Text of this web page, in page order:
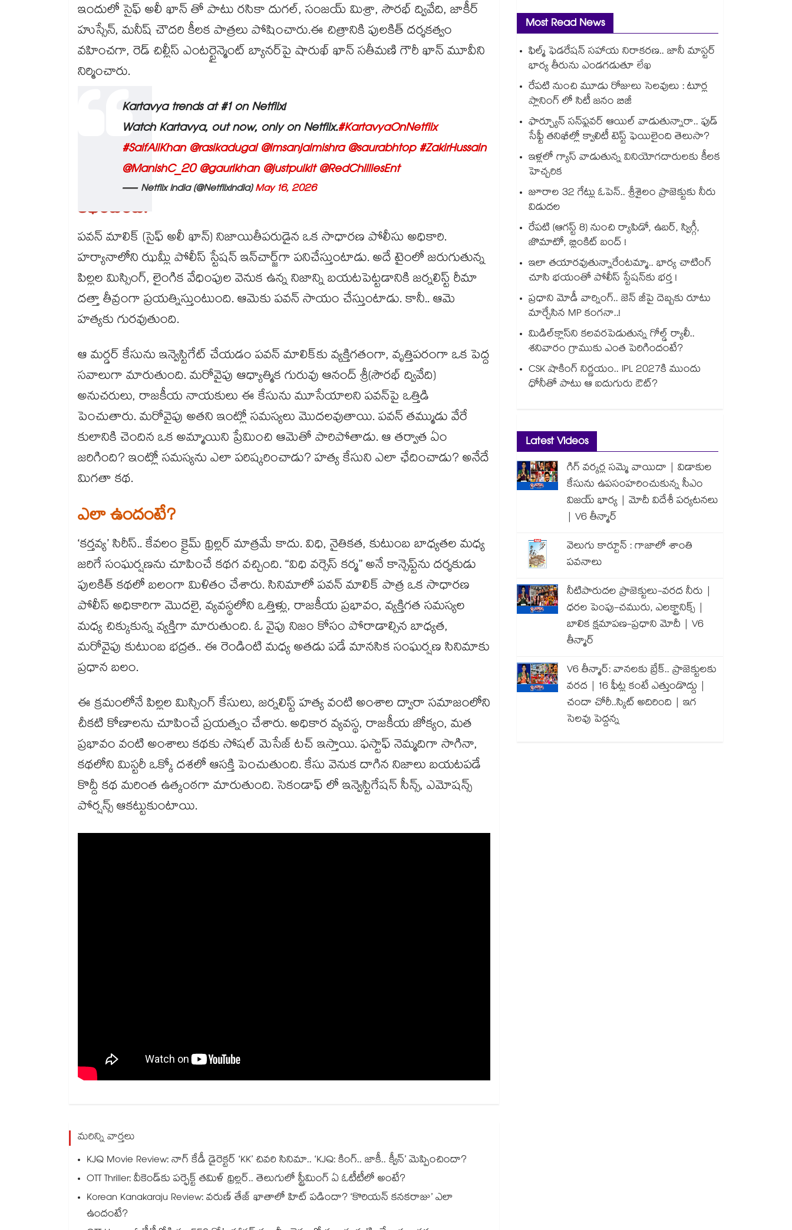
ఇందులో సైఫ్ అలీ ఖాన్ తో పాటు రసికా దుగల్, సంజయ్ మిశ్రా, సౌరభ్ ద్వివేది, జాకీర్
హుస్సేన్, మనీష్ చౌదరి కీలక పాత్రలు పోషించారు.ఈ చిత్రానికి పులకిత్ దర్శకత్వం
వహించగా, రెడ్ చిల్లీస్ ఎంటర్టైన్మెంట్ బ్యానర్‌పై షారుఖ్ ఖాన్ సతీమణి గౌరీ ఖాన్ మూవీని
నిర్మించారు.
Kartavya trends at #1 on Netflix!
Watch Kartavya, out now, only on Netflix.#KartavyaOnNetflix
#SaifAliKhan @rasikadugal @imsanjaimishra @saurabhtop#ZakirHussain
@ManishC_20 @gaurikhan @justpulkit @RedChilliesEnt
— Netflix India (@NetflixIndia)May 16, 2026
కథేంటంటే:
పవన్ మాలిక్ (సైఫ్ అలీ ఖాన్) నిజాయితీపరుడైన ఒక సాధారణ పోలీసు అధికారి.
హర్యానాలోని ఝమ్లీ పోలీస్ స్టేషన్ ఇన్‌‌చార్జ్‌‌గా పనిచేస్తుంటాడు. అదే టైంలో జరుగుతున్న
పిల్లల మిస్సింగ్‌, లైంగిక వేధింపుల వెనుక ఉన్న నిజాన్ని బయటపెట్టడానికి జర్నలిస్ట్ రీమా
దత్తా తీవ్రంగా ప్రయత్నిస్తుంటుంది. ఆమెకు పవన్ సాయం చేస్తుంటాడు. కానీ.. ఆమె
హత్యకు గురవుతుంది.
ఆ మర్డర్ కేసును ఇన్వెస్టిగేట్ చేయడం పవన్ మాలిక్‌‌కు వ్యక్తిగతంగా, వృత్తిపరంగా ఒక పెద్ద
సవాలుగా మారుతుంది. మరోవైపు ఆధ్యాత్మిక గురువు ఆనంద్ శ్రీ(సౌరభ్ ద్వివేది)
అనుచరులు, రాజకీయ నాయకులు ఈ కేసును మూసేయాలని పవన్‌‌పై ఒత్తిడి
పెంచుతారు. మరోవైపు అతని ఇంట్లో సమస్యలు మొదలవుతాయి. పవన్ తమ్ముడు వేరే
కులానికి చెందిన ఒక అమ్మాయిని ప్రేమించి ఆమెతో పారిపోతాడు. ఆ తర్వాత ఏం
జరిగింది? ఇంట్లో సమస్యను ఎలా పరిష్కరించాడు? హత్య కేసుని ఎలా ఛేదించాడు? అనేదే
మిగతా కథ.
ఎలా ఉందంటే?
‘కర్తవ్య’ సిరీస్.. కేవలం క్రైమ్ థ్రిల్లర్ మాత్రమే కాదు. విధి, నైతికత, కుటుంబ బాధ్యతల మధ్య
జరిగే సంఘర్షణను చూపించే కథగ వచ్చింది. “విధి వర్సెస్ కర్మ” అనే కాన్సెప్ట్‌ను దర్శకుడు
పులకిత్ కథలో బలంగా మిళితం చేశారు. సినిమాలో పవన్ మాలిక్ పాత్ర ఒక సాధారణ
పోలీస్ అధికారిగా మొదలై, వ్యవస్థలోని ఒత్తిళ్లు, రాజకీయ ప్రభావం, వ్యక్తిగత సమస్యల
మధ్య చిక్కుకున్న వ్యక్తిగా మారుతుంది. ఓ వైపు నిజం కోసం పోరాడాల్సిన బాధ్యత,
మరోవైపు కుటుంబ భద్రత.. ఈ రెండింటి మధ్య అతడు పడే మానసిక సంఘర్షణ సినిమాకు
ప్రధాన బలం.
ఈ క్రమంలోనే పిల్లల మిస్సింగ్ కేసులు, జర్నలిస్ట్ హత్య వంటి అంశాల ద్వారా సమాజంలోని
చీకటి కోణాలను చూపించే ప్రయత్నం చేశారు. అధికార వ్యవస్థ, రాజకీయ జోక్యం, మత
ప్రభావం వంటి అంశాలు కథకు సోషల్ మెసేజ్ టచ్ ఇస్తాయి. ఫస్టాఫ్ నెమ్మదిగా సాగినా,
కథలోని మిస్టరీ ఒక్కో దశలో ఆసక్తి పెంచుతుంది. కేసు వెనుక దాగిన నిజాలు బయటపడే
కొద్దీ కథ మరింత ఉత్కంఠగా మారుతుంది. సెకండాఫ్ లో ఇన్వెస్టిగేషన్ సీన్స్, ఎమోషన్స్
పోర్షన్స్ ఆకట్టుకుంటాయి.
మరిన్ని వార్తలు
KJQ Movie Review: నాగ్ కేడీ డైరెక్టర్ ‘KK’ చివరి సినిమా.. ‘KJQ: కింగ్.. జాకీ.. క్వీన్’ మెప్పించిందా?
OTT Thriller: వీకెండ్‌కు పర్ఫెక్ట్ తమిళ్ థ్రిల్లర్.. తెలుగులో స్ట్రీమింగ్ ఏ ఓటీటీలో అంటే?
Korean Kanakaraju Review: వరుణ్ తేజ్ ఖాతాలో హిట్ పడిందా? ‘కొరియన్ కనకరాజు’ ఎలా
ఉందంటే?
Most Read News
ఫిల్మ్ ఫెడరేషన్ సహాయ నిరాకరణ.. జానీ మాస్టర్
భార్య తీరును ఎండగడుతూ లేఖ
రేపటి నుంచి మూడు రోజులు సెలవులు : టూర్ల
ప్లానింగ్ లో సిటీ జనం బిజీ
ఫార్చ్యూన్ సన్‌ఫ్లవర్ ఆయిల్ వాడుతున్నారా.. ఫుడ్
సేఫ్టీ తనిఖీల్లో క్వాలిటీ టెస్ట్ ఫెయిలైంది తెలుసా?
ఇళ్లలో గ్యాస్ వాడుతున్న వినియోగదారులకు కీలక
హెచ్చరిక
జూరాల 32 గేట్లు ఓపెన్.. శ్రీశైలం ప్రాజెక్టుకు నీరు
విడుదల
రేపటి (ఆగస్ట్ 8) నుంచి ర్యాపిడో, ఉబర్, స్విగ్గీ,
జొమాటో, బ్లింకిట్ బంద్ !
ఇలా తయారవుతున్నారేంటమ్మా.. భార్య చాటింగ్
చూసి భయంతో పోలీస్ స్టేషన్⁫కు భర్త !
ప్రధాని మోడీ వార్నింగ్.. జెన్ జీపై దెబ్బకు రూటు
మార్చేసిన MP కంగనా..!
మిడిల్‌క్లాస్‌ని కలవరపెడుతున్న గోల్డ్ ర్యాలీ..
శనివారం గ్రాముకు ఎంత పెరిగిందంటే?
CSK షాకింగ్ నిర్ణయం.. IPL 2027కి ముందు
ధోనీతో పాటు ఆ ఐదుగురు ఔట్?
Latest Videos
గిగ్ వర్కర్ల సమ్మె వాయిదా | విడాకుల
కేసును ఉపసంహరించుకున్న సీఎం
విజయ్ భార్య | మోదీ విదేశీ పర్యటనలు
| V6 తీన్మార్
వెలుగు కార్టూన్ : గాజాలో శాంతి
పవనాలు
నీటిపారుదల ప్రాజెక్టులు-వరద నీరు |
ధరల పెంపు-చమురు, ఎలక్ట్రానిక్స్ |
బాలిక క్షమాపణ-ప్రధాని మోదీ | V6
తీన్మార్
V6 తీన్మార్: వానలకు బ్రేక్.. ప్రాజెక్టులకు
వరద | 16 ఫీట్ల కంటే ఎత్తుండొద్దు |
చందా చోరీ..స్కిట్ అదిరింది | ఇగ
సెలవు పెద్దన్న